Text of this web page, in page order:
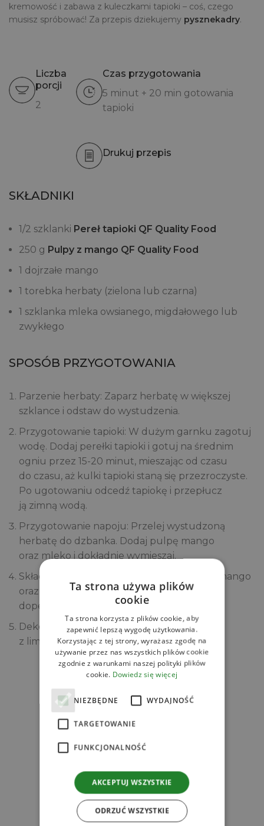
kremowość i zabawa z kuleczkami tapioki – coś, czego
musisz spróbować! Za przepis dziekujemy pysznekadry.
Liczba
porcji
2
Czas przygotowania
5 minut + 20 min gotowania
tapioki
Drukuj przepis
SKŁADNIKI
1/2 szklanki Pereł tapioki QF Quality Food
250 g Pulpy z mango QF Quality Food
1 dojrzałe mango
1 torebka herbaty (zielona lub czarna)
1 szklanka mleka owsianego, migdałowego lub
zwykłego
SPOSÓB PRZYGOTOWANIA
Parzenie herbaty: Zaparz herbatę w większej
szklance i odstaw do wystudzenia.
Przygotowanie tapioki: W dużym garnku zagotuj
wodę. Dodaj perełki tapioki i gotuj na średnim
ogniu przez 15-20 minut, mieszając od czasu
do czasu, aż kulki tapioki staną się przezroczyste.
Po ugotowaniu odcedź tapiokę i przepłucz
ją zimną wodą.
Przygotowanie napoju: Przelej wystudzoną
herbatę do dzbanka. Dodaj pulpę mango
oraz mleko i dokładnie wymieszaj.
Składanie napoju: Do naczynia włóż kostki mango
oraz ugotowaną perełki tapioki. Następnie
dopełnij całość musem mango.
Dekoracja: Opcjonalnie skrop napój sokiem
z limonki i udekoruj świeżą miętą .
Zobacz
Powiązane produkty
Ta strona używa plików
cookie
Ta strona korzysta z plików cookie, aby
zapewnić lepszą wygodę użytkowania.
Korzystając z tej strony, wyrażasz zgodę na
używanie przez nas wszystkich plików cookie
zgodnie z warunkami naszej polityki plików
cookie. Dowiedz się więcej
NIEZBĘDNE WYDAJNOŚĆ
TARGETOWANIE
FUNKCJONALNOŚĆ
AKCEPTUJ WSZYSTKIE
ODRZUĆ WSZYSTKIE